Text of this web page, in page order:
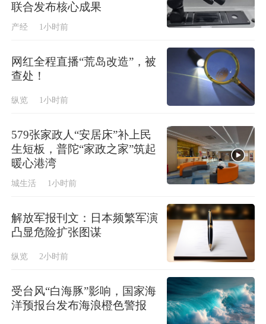
联合发布核心成果
产经 1小时前
网红全程直播“荒岛改造”，被
查处！
纵览 1小时前
579张家政人“安居床”补上民
生短板，普陀“家政之家”筑起
暖心港湾
城生活 1小时前
解放军报刊文：日本频繁军演
凸显危险扩张图谋
纵览 2小时前
受台风“白海豚”影响，国家海
洋预报台发布海浪橙色警报